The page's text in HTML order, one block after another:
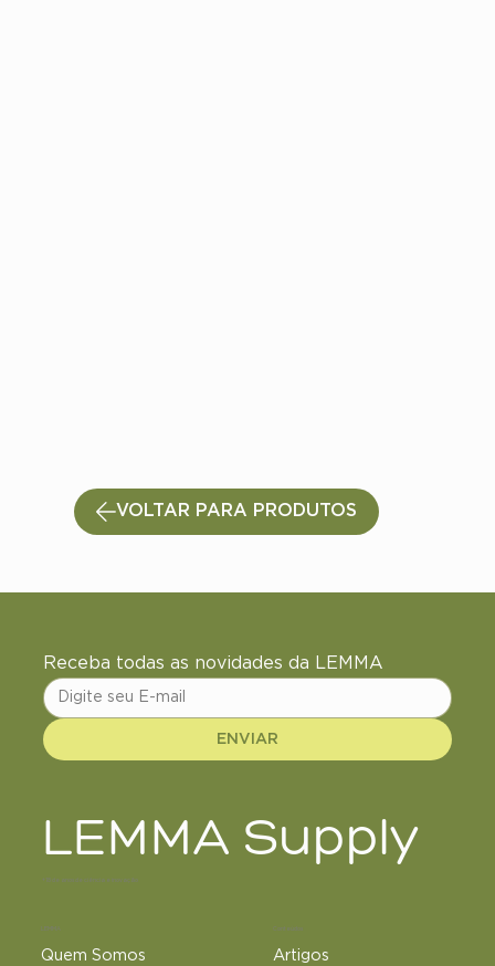
VOLTAR PARA PRODUTOS
Receba todas as novidades da LEMMA
ENVIAR
LEMMA Supply
+18 de anos de ciência e inovação
Quem Somos
Conteúdos
Artigos